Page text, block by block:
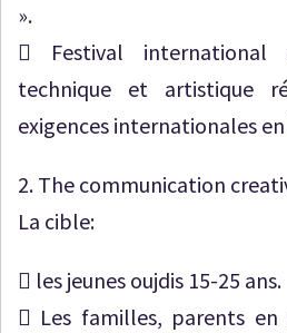
».
 Festival international
technique et artistique
exigences internationales
2. The communication
La cible:
 les jeunes oujdis 15-25 ans.
 Les familles, parents en